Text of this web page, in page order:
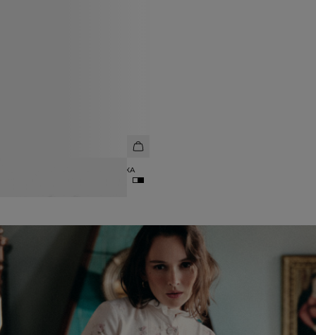
ЛОНГСЛИВ ИЗ МОДАЛА И ШЁЛКА